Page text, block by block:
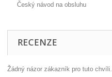
Český návod na obsluhu
RECENZE
Žádný názor zákazník pro tuto chvíli.